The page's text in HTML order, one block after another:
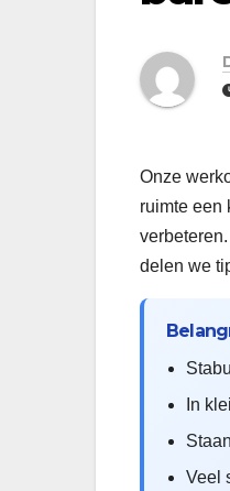
Onze
ruimte een
delen we
In
Veel